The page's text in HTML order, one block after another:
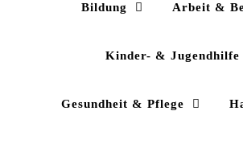
Bildung Arbeit &
Kinder- & Jugendhilfe
Gesundheit & Pflege